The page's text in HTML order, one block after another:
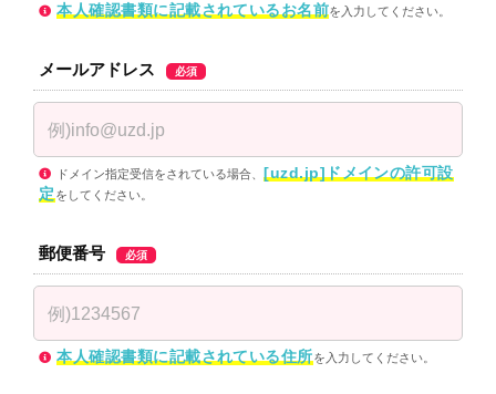
本人確認書類に記載されているお名前を入力してください。
メールアドレス 必須
ドメイン指定受信をされている場合、 [uzd.jp]ドメインの許可設
定 をしてください。
郵便番号 必須
本人確認書類に記載されている住所を入力してください。